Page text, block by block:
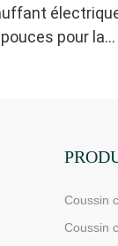
pour la
Coussin
Coussin